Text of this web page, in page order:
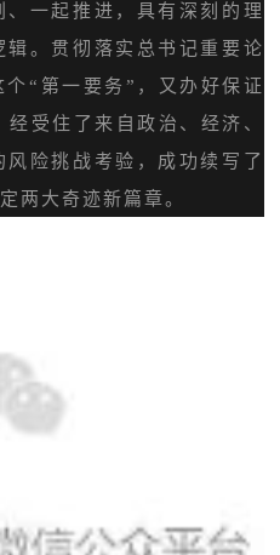
一起推进，具有深刻的理
。贯彻落实总书记重要论
“第一要务”，又办好保证
受住了来自政治、经济、
险挑战考验， 成功续写了
两大奇迹新篇章。